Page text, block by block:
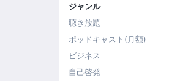
ジャンル
聴き放題
ポッドキャスト(月額)
ビジネス
自己啓発